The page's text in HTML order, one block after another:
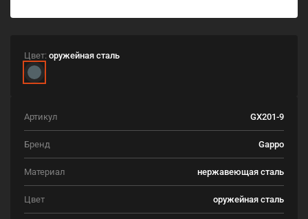
Цвет: оружейная сталь
Артикул GX201-9
Бренд Gappo
Материал нержавеющая сталь
Цвет оружейная сталь